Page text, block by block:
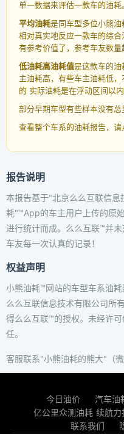
单一数据来评估一款车的油耗。
平均油耗是同车型多位小熊
相对真实地反应一款车的综
有参考价值了，参考车友数量
低油耗高油耗值是这款车的
主油耗高，有些车主油耗低
的 实际油耗是在浮动区间以内
部分早期车型有些样本没有总
查看整个车系的油耗报告，请
报告说明
本报告基于"北京么么互联信
耗"™App的车主用户上传的原
进行统计而成。么么互联™并
车友每一次认真的记录！
权益声明
小熊油耗™网站的车型车系油
么么互联信息技术有限公司所
得么么互联™的授权。未经许
任。
客服联系"小熊油耗的熊大"（
今日油价 汽车油
亿公里众测油耗 续航力
联系我们